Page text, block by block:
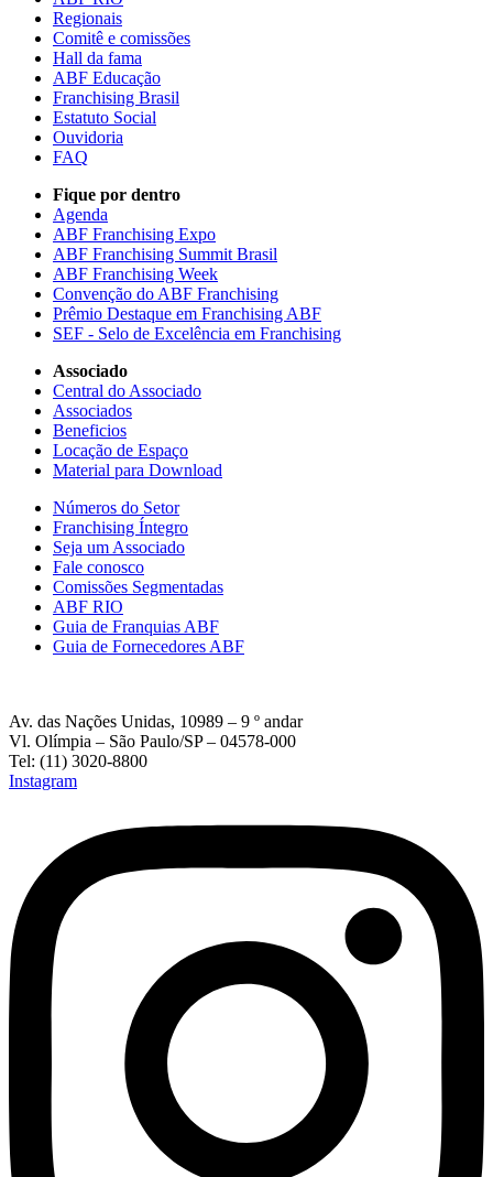
Regionais
Comitê e comissões
Hall da fama
ABF Educação
Franchising Brasil
Estatuto Social
Ouvidoria
FAQ
Fique por dentro
Agenda
ABF Franchising Expo
ABF Franchising Summit Brasil
ABF Franchising Week
Convenção do ABF Franchising
Prêmio Destaque em Franchising ABF
SEF - Selo de Excelência em Franchising
Associado
Central do Associado
Associados
Beneficios
Locação de Espaço
Material para Download
Números do Setor
Franchising Íntegro
Seja um Associado
Fale conosco
Comissões Segmentadas
ABF RIO
Guia de Franquias ABF
Guia de Fornecedores ABF
Av. das Nações Unidas, 10989 – 9 º andar
Vl. Olímpia – São Paulo/SP – 04578-000
Tel: (11) 3020-8800
Instagram